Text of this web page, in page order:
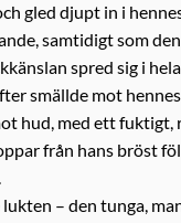
gled djupt in i
samtidigt som
spred sig i
smällde mot
hud, med ett fuktigt,
från hans bröst
– den tunga,